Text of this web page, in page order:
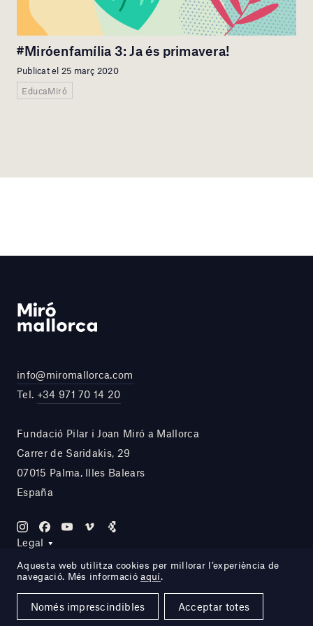
#Miróenfamília 3: Ja és primavera!
Publicat el 25 març 2020
EducaMiró
info@miromallorca.com
Tel. +34 971 70 14 20
Fundació Pilar i Joan Miró a Mallorca
Carrer de Saridakis, 29
07015 Palma, Illes Balears
España
Legal
Site by DOMO—A
Aquesta web utilitza cookies per millorar l’experiència de
navegació. Més informacióaquí.
Només imprescindibles Acceptar totes